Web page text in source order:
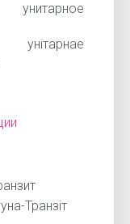
унiтарнае
Транзiт